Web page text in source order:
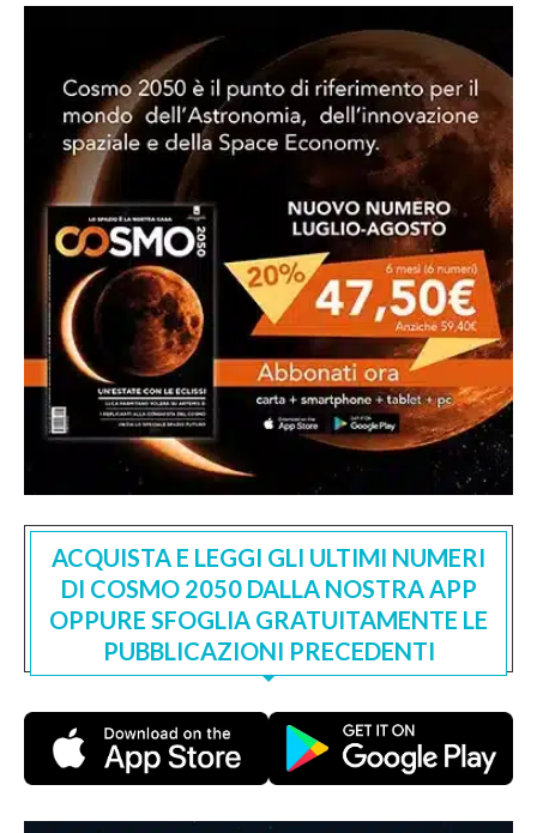
ACQUISTA E LEGGI GLI ULTIMI NUMERI
DI COSMO 2050 DALLA NOSTRA APP
OPPURE SFOGLIA GRATUITAMENTE LE
PUBBLICAZIONI PRECEDENTI